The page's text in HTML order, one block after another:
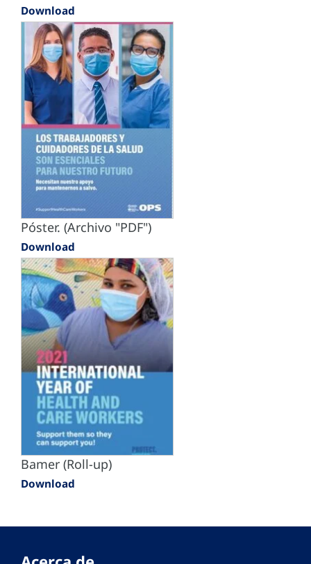
Download
Póster. (Archivo "PDF")
Download
Bamer (Roll-up)
Download